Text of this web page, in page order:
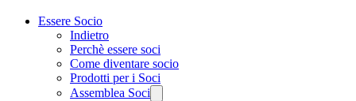
Essere Socio
Indietro
Perchè essere soci
Come diventare socio
Prodotti per i Soci
Assemblea Soci